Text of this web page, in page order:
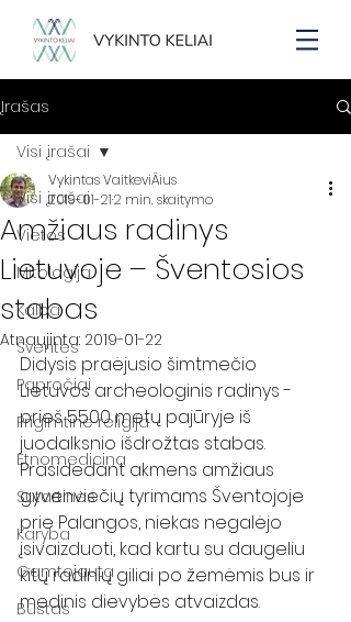
Įrašas
Visi įrašai
Vietos
Mitologija
Kalba
Šventės
Papročiai
Prigimtinė religija
Etnomedicina
Sutartinės
Karyba
Gamtojauta
Būstas
Visi įrašai
Amžiaus radinys
Lietuvoje – Šventosios
stabas
Vykintas VaitkeviÄius
2019-01-212 min. skaitymo
Atnaujinta: 2019-01-22
Didysis praėjusio šimtmečio
Lietuvos archeologinis radinys -
prieš 5500 metų pajūryje iš
juodalksnio išdrožtas stabas.
Prasidedant akmens amžiaus
gyvenviečių tyrimams Šventojoje
prie Palangos, niekas negalėjo
įsivaizduoti, kad kartu su daugeliu
kitų radinių giliai po žemėmis bus ir
medinis dievybės atvaizdas.